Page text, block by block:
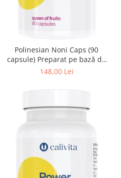
Polinesian Noni Caps (90
capsule) Preparat pe bază de
fructe Noni
148,00 Lei